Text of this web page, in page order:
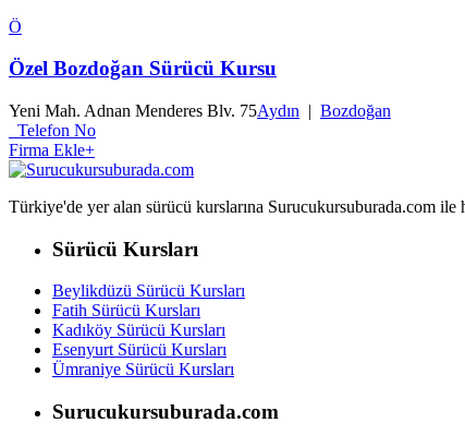
Ö
Özel Bozdoğan Sürücü Kursu
Yeni Mah. Adnan Menderes Blv. 75Aydın | Bozdoğan
Telefon No
Firma Ekle+
Türkiye'de yer alan sürücü kurslarına Surucukursuburada.com
Sürücü Kursları
Beylikdüzü Sürücü Kursları
Fatih Sürücü Kursları
Kadıköy Sürücü Kursları
Esenyurt Sürücü Kursları
Ümraniye Sürücü Kursları
Surucukursuburada.com